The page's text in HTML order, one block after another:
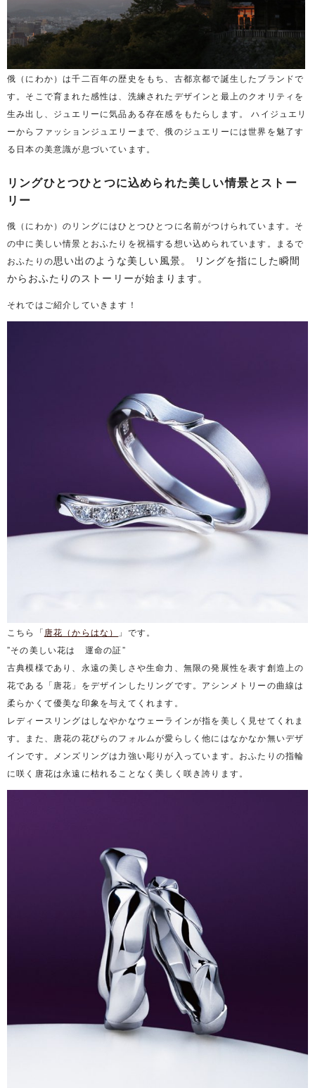
俄（にわか）は千二百年の歴史をもち、古都京都で誕生したブランドで
す。そこで育まれた感性は、洗練されたデザインと最上のクオリティを
生み出し、ジュエリーに気品ある存在感をもたらします。 ハイジュエリ
ーからファッションジュエリーまで、俄のジュエリーには世界を魅了す
る日本の美意識が息づいています。
リングひとつひとつに込められた美しい情景とストー
リー
俄（にわか）のリングにはひとつひとつに名前がつけられています。そ
の中に美しい情景とおふたりを祝福する想い込められています。まるで
おふたりの思い出のような美しい風景。 リングを指にした瞬間
からおふたりのストーリーが始まります。
それではご紹介していきます！
こちら「唐花（からはな）
」です。
”その美しい花は 運命の証”
古典模様であり、永遠の美しさや生命力、無限の発展性を表す創造上の
花である「唐花」をデザインしたリングです。アシンメトリーの曲線は
柔らかくて優美な印象を与えてくれます。
レディースリングはしなやかなウェーラインが指を美しく見せてくれま
す。また、唐花の花びらのフォルムが愛らしく他にはなかなか無いデザ
インです。メンズリングは力強い彫りが入っています。おふたりの指輪
に咲く唐花は永遠に枯れることなく美しく咲き誇ります。